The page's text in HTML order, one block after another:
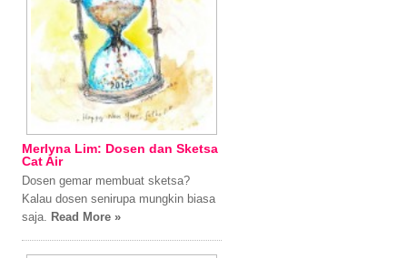
Merlyna Lim: Dosen dan Sketsa
Cat Air
Dosen gemar membuat sketsa?
Kalau dosen senirupa mungkin biasa
saja.
Read More »